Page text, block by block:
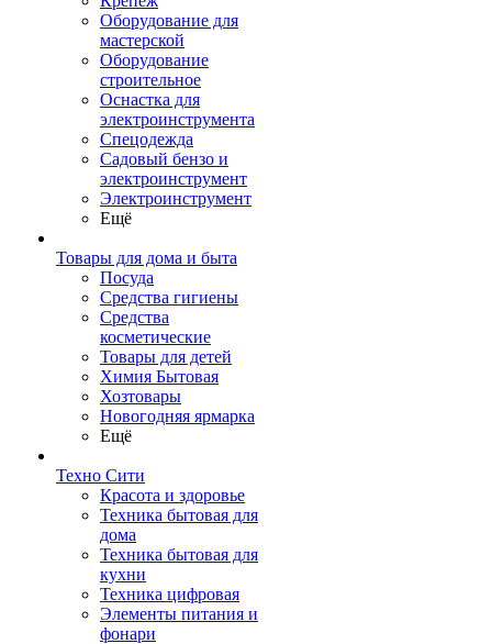
Оборудование для
мастерской
Оборудование
строительное
Оснастка для
электроинструмента
Спецодежда
Садовый бензо и
электроинструмент
Электроинструмент
Ещё
Товары для дома и быта
Посуда
Средства гигиены
Средства
косметические
Товары для детей
Химия Бытовая
Хозтовары
Новогодняя ярмарка
Ещё
Техно Сити
Красота и здоровье
Техника бытовая для
дома
Техника бытовая для
кухни
Техника цифровая
Элементы питания и
фонари